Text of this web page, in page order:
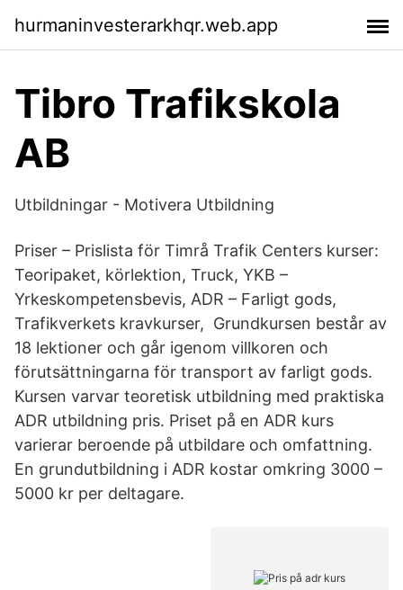
hurmaninvesterarkhqr.web.app
Tibro Trafikskola
AB
Utbildningar - Motivera Utbildning
Priser – Prislista för Timrå Trafik Centers kurser:
Teoripaket, körlektion, Truck, YKB –
Yrkeskompetensbevis, ADR – Farligt gods,
Trafikverkets kravkurser, Grundkursen består av
18 lektioner och går igenom villkoren och
förutsättningarna för transport av farligt gods.
Kursen varvar teoretisk utbildning med praktiska
ADR utbildning pris. Priset på en ADR kurs
varierar beroende på utbildare och omfattning.
En grundutbildning i ADR kostar omkring 3000 –
5000 kr per deltagare.